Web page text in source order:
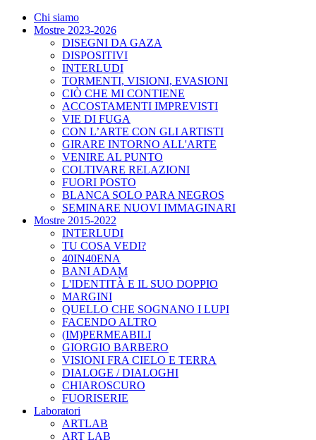
Chi siamo
Mostre 2023-2026
DISEGNI DA GAZA
DISPOSITIVI
INTERLUDI
TORMENTI, VISIONI, EVASIONI
CIÒ CHE MI CONTIENE
ACCOSTAMENTI IMPREVISTI
VIE DI FUGA
CON L’ARTE CON GLI ARTISTI
GIRARE INTORNO ALL'ARTE
VENIRE AL PUNTO
COLTIVARE RELAZIONI
FUORI POSTO
BLANCA SOLO PARA NEGROS
SEMINARE NUOVI IMMAGINARI
Mostre 2015-2022
INTERLUDI
TU COSA VEDI?
40IN40ENA
BANI ADAM
L'IDENTITÀ E IL SUO DOPPIO
MARGINI
QUELLO CHE SOGNANO I LUPI
FACENDO ALTRO
(IM)PERMEABILI
GIORGIO BARBERO
VISIONI FRA CIELO E TERRA
DIALOGE / DIALOGHI
CHIAROSCURO
FUORISERIE
Laboratori
ARTLAB
ART LAB